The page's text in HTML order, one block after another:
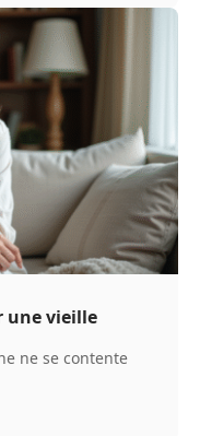
une vieille
ne se contente